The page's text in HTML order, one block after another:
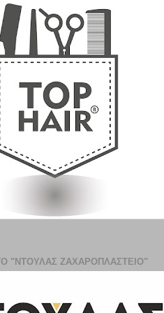
"ΝΤΟΥΛΑΣ ΖΑΧΑΡΟΠΛΑΣΤΕΊΟ"